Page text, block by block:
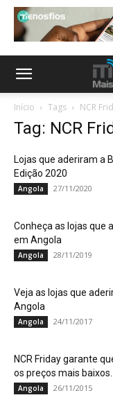
Início Tags NCR
Tag: NCR
Lojas que aderiram a
Edição 2020
Angola 27/11/2020
Conheça as lojas que
em Angola
Angola 28/11/2019
Veja as lojas que
Angola
Angola 24/11/2017
NCR Friday garante
os preços mais baixos...
Angola 26/11/2015